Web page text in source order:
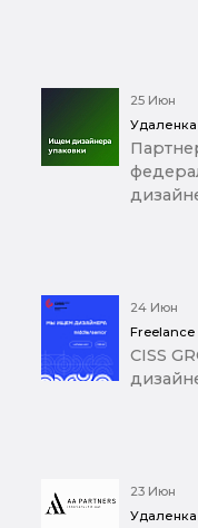
25 Июн
24 Июн
Freelance
CISS
23 Июн
Удаленка